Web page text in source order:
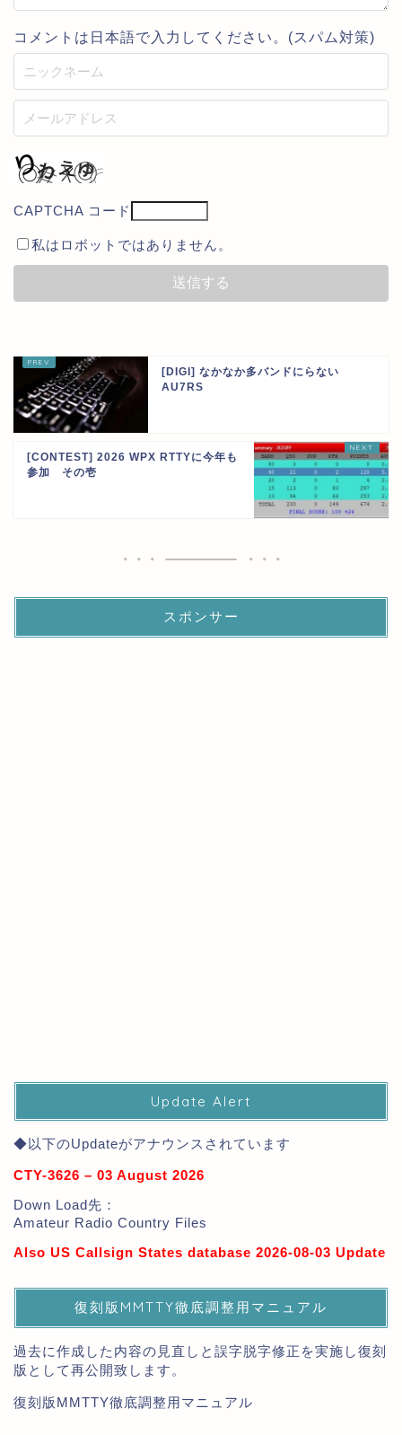
コメントは日本語で入力してください。(スパム対策)
CAPTCHA コード
私はロボットではありません。
[DIGI] なかなか多バンドにらない
AU7RS
[CONTEST] 2026 WPX RTTYに今年も
参加 その壱
スポンサー
Update Alert
◆以下のUpdateがアナウンスされています
CTY-3626 – 03 August 2026
Down Load先：
Amateur Radio Country Files
Also US Callsign States database 2026-08-03 Update
復刻版MMTTY徹底調整用マニュアル
過去に作成した内容の見直しと誤字脱字修正を実施し復刻
版として再公開致します。
復刻版MMTTY徹底調整用マニュアル